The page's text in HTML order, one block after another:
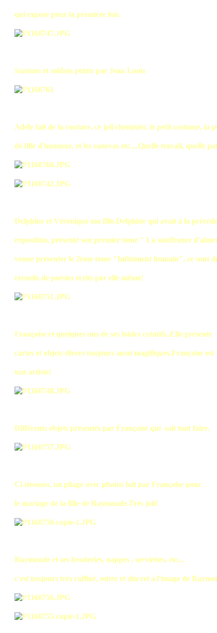
qui expose pour la première fois.
Santons et soldats peints par Jean Louis
Adèle fait de la couture, ce joli chemisier, le petit costume, la
de fille d'honneur, et les canevas etc....Quelle travail, quelle
Delphine et Véronique ma fille.Delphine qui avait à la
exposition, présenté son premier tome " La souffrance
venue présenter le 2ème tome "Infiniment humain", ce sont
recueils de poésies écrits par elle-même!
Françoise et quelques uns de ses loisirs créatifs..Elle présente
cartes et objets divers toujours aussi magifiques.Françoise est
une artiste!
Différents objets présentés par Françoise qui sait tout faire.
Ci-dessous, un pliage avec photos fait par Françoise pour
le mariage de la fille de Raymonde.Très joli!
Raymonde et ses broderies, nappes , serviettes, etc...
c'est toujours très raffiné, sobre et discret à l'image de